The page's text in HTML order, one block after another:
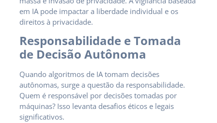
em IA pode impactar a liberdade individual e os
direitos à privacidade.
Responsabilidade e Tomada
de Decisão Autônoma
Quando algoritmos de IA tomam decisões
autônomas, surge a questão da responsabilidade.
Quem é responsável por decisões tomadas por
máquinas? Isso levanta desafios éticos e legais
significativos.